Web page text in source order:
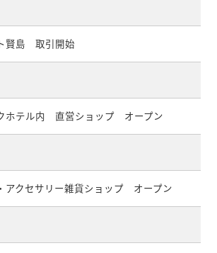
賢島 取引開始
ホテル内 直営ショップ オープン
アクセサリー雑貨ショップ オープン